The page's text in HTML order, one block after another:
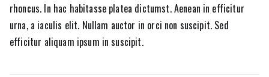
rhoncus. In hac habitasse platea dictumst. Aenean in efficitur
urna, a iaculis elit. Nullam auctor in orci non suscipit. Sed
efficitur aliquam ipsum in suscipit.